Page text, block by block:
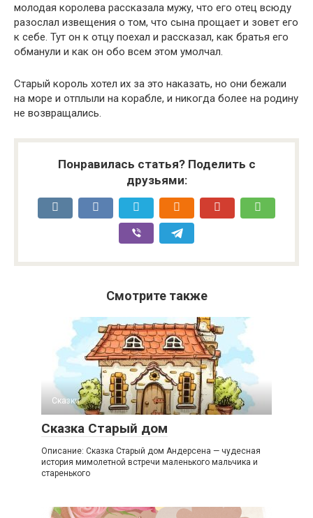
молодая королева рассказала мужу, что его отец всюду
разослал извещения о том, что сына прощает и зовет его
к себе. Тут он к отцу поехал и рассказал, как братья его
обманули и как он обо всем этом умолчал.
Старый король хотел их за это наказать, но они бежали
на море и отплыли на корабле, и никогда более на родину
не возвращались.
Понравилась статья? Поделить с
друзьями:
Смотрите также
Сказки
Сказка Старый дом
Описание: Сказка Старый дом Андерсена — чудесная
история мимолетной встречи маленького мальчика и
старенького